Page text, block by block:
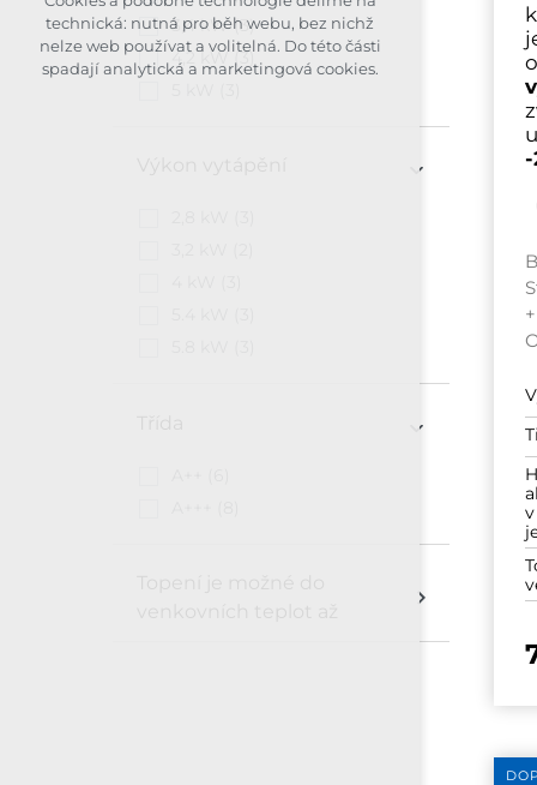
3,4 kW (3)
4,2 kW (3)
-
Přijmout všechny cookies
Odmítnout vše
technická: nutná pro běh webu, bez nichž
nelze web používat a volitelná. Do této části
spadají analytická a marketingová cookies.